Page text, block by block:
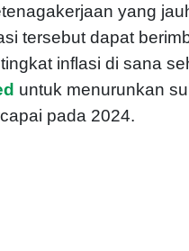
yang
tersebut dapat
inflasi di sana
untuk menurunkan
pada 2024.